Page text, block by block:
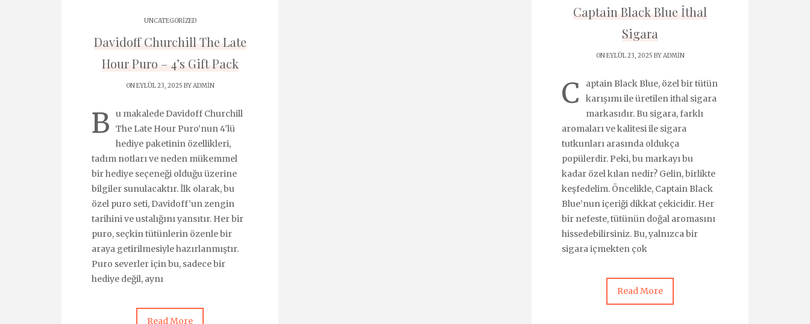
Captain Black Blue İthal
Sigara
ON EYLÜL 23, 2025 BYADMIN
C
aptain Black Blue, özel bir tütün
karışımı ile üretilen ithal sigara
markasıdır. Bu sigara, farklı
aromaları ve kalitesi ile sigara
tutkunları arasında oldukça
popülerdir. Peki, bu markayı bu
kadar özel kılan nedir? Gelin, birlikte
keşfedelim. Öncelikle, Captain Black
Blue’nun içeriği dikkat çekicidir. Her
bir nefeste, tütünün doğal aromasını
hissedebilirsiniz. Bu, yalnızca bir
sigara içmekten çok
Read More
UNCATEGORIZED
Davidoff Churchill The Late
Hour Puro – 4’s Gift Pack
ON EYLÜL 23, 2025 BYADMIN
B
u makalede Davidoff Churchill
The Late Hour Puro‘nun 4’lü
hediye paketinin özellikleri,
tadım notları ve neden mükemmel
bir hediye seçeneği olduğu üzerine
bilgiler sunulacaktır. İlk olarak, bu
özel puro seti, Davidoff’un zengin
tarihini ve ustalığını yansıtır. Her bir
puro, seçkin tütünlerin özenle bir
araya getirilmesiyle hazırlanmıştır.
Puro severler için bu, sadece bir
hediye değil, aynı
Read More